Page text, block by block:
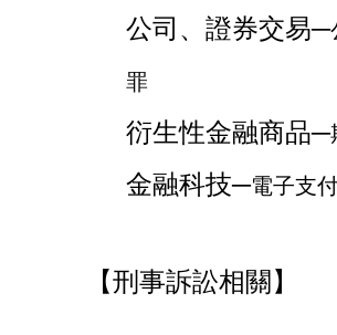
公司、證券交易─
罪
衍生性金融商品─
金融科技─電子支
【刑事訴訟相關】